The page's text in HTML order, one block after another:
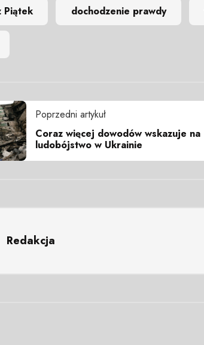
Piątek dochodzenie prawdy
Poprzedni artykuł
Coraz więcej dowodów wskazuje na
ludobójstwo w Ukrainie
Redakcja